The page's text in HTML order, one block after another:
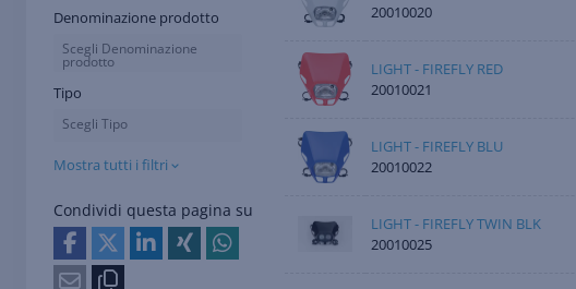
Denominazione prodotto
Scegli Denominazione
prodotto
Tipo
Scegli Tipo
Mostra tutti i filtri
Condividi questa pagina su
20010020
LIGHT - FIREFLY RED
20010021
LIGHT - FIREFLY BLU
20010022
LIGHT - FIREFLY TWIN BLK
20010025